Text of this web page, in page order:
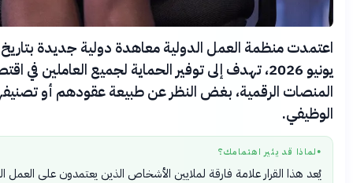
اعتمدت منظمة العمل الدولية معاهدة دولية جديدة بتاريخ 12
يونيو 2026، تهدف إلى توفير الحماية لجميع العاملين في اقتصاد
الرقمية، بغض النظر عن طبيعة عقودهم أو تصنيفهم
قد يثير اهتمامك؟
القرار علامة فارقة لملايين الأشخاص الذين يعتمدون على العمل المرن